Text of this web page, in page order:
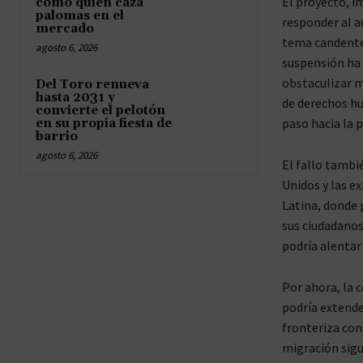
palomas en el
mercado
agosto 6, 2026
Del Toro renueva
hasta 2031 y
convierte el pelotón
en su propia fiesta de
barrio
agosto 6, 2026
responder al
tema
suspensión
obstaculizar
de derechos
paso hacia la
El fallo
Unidos y las
Latina, donde
sus
podría
Por ahora, la
podría
fronteriza con
migración